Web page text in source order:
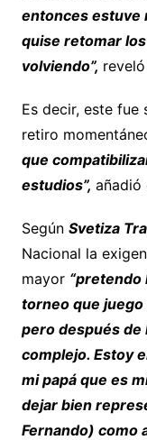
entonces estuve
quise retomar
volviendo”,
Es decir, este fue
retiro
que
estudios”, añadió
Según Svetiza
Nacional la
mayor “pretendo
torneo que
pero después
complejo. Estoy
mi papá que es
dejar bien
Fernando) como